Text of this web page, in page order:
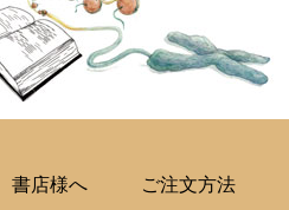
書店様へ ご注文方法